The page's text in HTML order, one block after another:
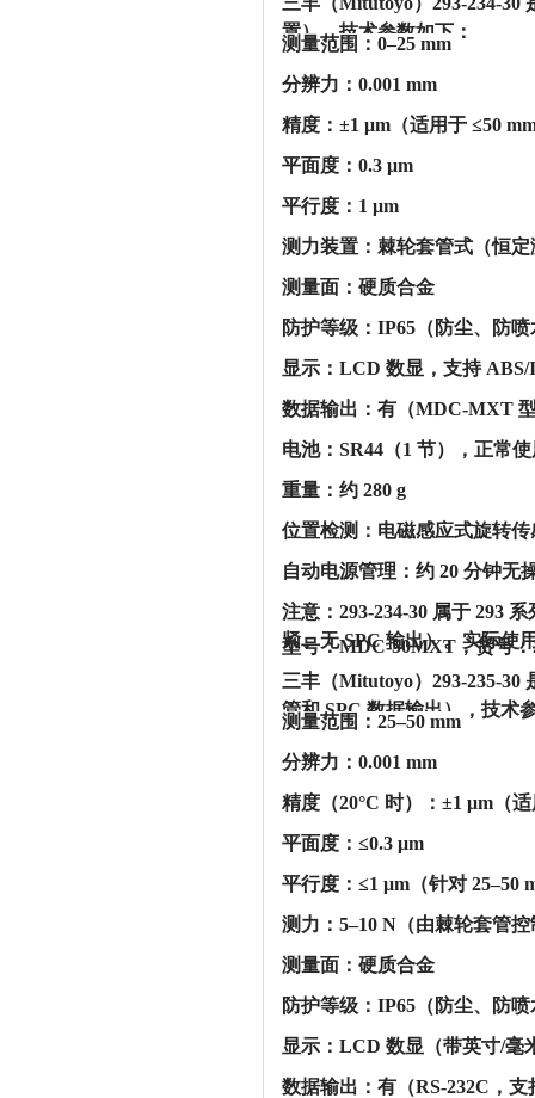
置），技术参数如下：‌‌
‌测量范围‌：0–25 mm
‌分辨力‌：0.001 mm
精度‌：±1 μm（适用于 ≤50
‌平面度‌：0.3 μm
‌平行度‌：1 μm
测力装置‌：棘轮套管式（恒定
‌测量面‌：硬质合金
防护等级‌：IP65（防尘、防
显示‌：LCD 数显，支持
数据输出‌：有（MDC-MXT
电池‌：SR44（1 节），正常
‌重量‌：约 ‌280 g‌
位置检测‌：电磁感应式旋转传
自动电源管理‌：约 20 分钟无
注意：293-234-30 属于 ‌293
紧、无 SPC 输出）。实际使
型号：MDC-50MXT，货号：
三丰（Mitutoyo）293-235-
管和 SPC 数据输出），技术
‌测量范围‌：‌25–50 mm‌
‌分辨力‌：‌0.001 mm‌
精度（20°C 时）‌：‌±1 μm‌（
‌平面度‌：‌≤0.3 μm‌
平行度‌：‌≤1 μm‌（针对 25–50
测力‌：‌5–10 N‌（由棘轮套管控
‌测量面‌：‌硬质合金‌
防护等级‌：‌IP65‌（防尘、防喷
显示‌：‌LCD 数显（带英寸/毫
数据输出‌：‌有（RS-232C，